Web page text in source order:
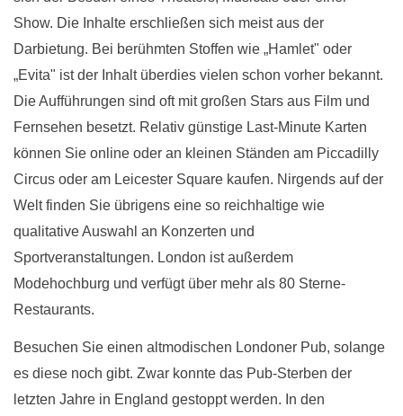
Show. Die Inhalte erschließen sich meist aus der
Darbietung. Bei berühmten Stoffen wie „Hamlet" oder
„Evita" ist der Inhalt überdies vielen schon vorher bekannt.
Die Aufführungen sind oft mit großen Stars aus Film und
Fernsehen besetzt. Relativ günstige Last-Minute Karten
können Sie online oder an kleinen Ständen am Piccadilly
Circus oder am Leicester Square kaufen. Nirgends auf der
Welt finden Sie übrigens eine so reichhaltige wie
qualitative Auswahl an Konzerten und
Sportveranstaltungen. London ist außerdem
Modehochburg und verfügt über mehr als 80 Sterne-
Restaurants.
Besuchen Sie einen altmodischen Londoner Pub, solange
es diese noch gibt. Zwar konnte das Pub-Sterben der
letzten Jahre in England gestoppt werden. In den